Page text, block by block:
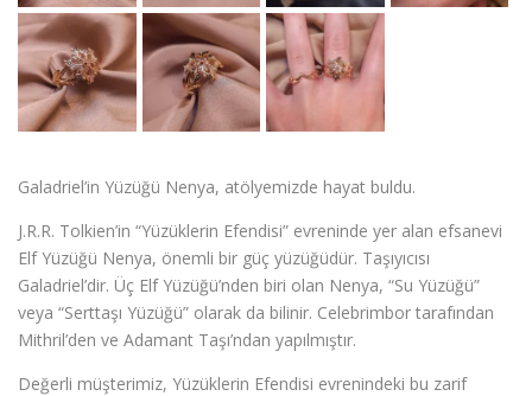
Galadriel’in Yüzüğü Nenya, atölyemizde hayat buldu.
J.R.R. Tolkien’in “Yüzüklerin Efendisi” evreninde yer alan efsanevi
Elf Yüzüğü Nenya, önemli bir güç yüzüğüdür. Taşıyıcısı
Galadriel’dir. Üç Elf Yüzüğü’nden biri olan Nenya, “Su Yüzüğü”
veya “Serttaşı Yüzüğü” olarak da bilinir. Celebrimbor tarafından
Mithril’den ve Adamant Taşı’ndan yapılmıştır.
Değerli müşterimiz, Yüzüklerin Efendisi evrenindeki bu zarif